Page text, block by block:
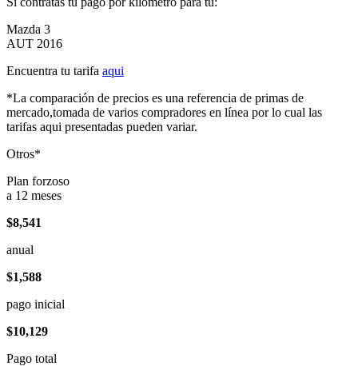
Mazda 3
AUT 2016
Encuentra tu tarifa aqui
*La comparación de precios es una referencia de primas de
mercado,tomada de varios compradores en línea por lo cual las
tarifas aqui presentadas pueden variar.
Otros*
Plan forzoso
a 12 meses
$8,541
anual
$1,588
pago inicial
$10,129
Pago total